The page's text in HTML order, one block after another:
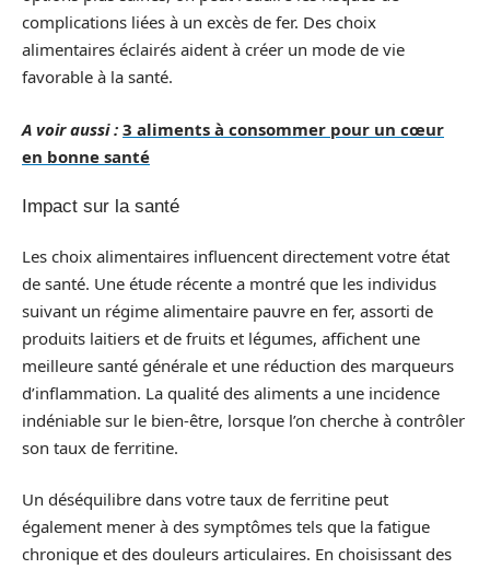
complications liées à un excès de fer. Des choix
alimentaires éclairés aident à créer un mode de vie
favorable à la santé.
A voir aussi : 3 aliments à consommer pour un cœur
en bonne santé
Impact sur la santé
Les choix alimentaires influencent directement votre état
de santé. Une étude récente a montré que les individus
suivant un régime alimentaire pauvre en fer, assorti de
produits laitiers et de fruits et légumes, affichent une
meilleure santé générale et une réduction des marqueurs
d’inflammation. La qualité des aliments a une incidence
indéniable sur le bien-être, lorsque l’on cherche à contrôler
son taux de ferritine.
Un déséquilibre dans votre taux de ferritine peut
également mener à des symptômes tels que la fatigue
chronique et des douleurs articulaires. En choisissant des